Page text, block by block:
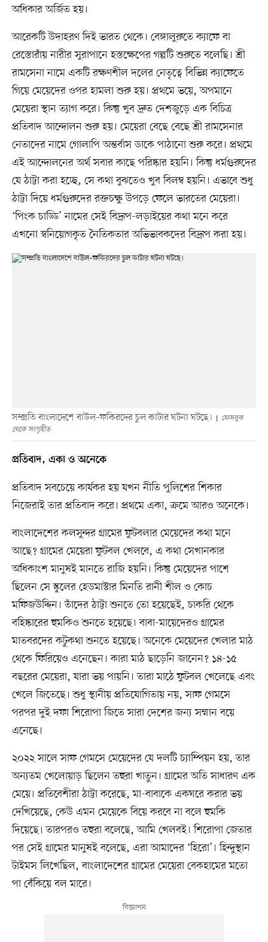
অধিকার অর্জিত হয়।
আরেকটি উদাহরণ দিই ভারত থেকে। বেঙ্গালুরুতে ক্যাফে বা
রেস্তোরাঁয় নারীর সুরাপানে হস্তক্ষেপের গল্পটি শুরুতে বলেছি। শ্রী
রামসেনা নামে একটি রক্ষণশীল দলের নেতৃত্বে বিভিন্ন ক্যাফেতে
গিয়ে মেয়েদের ওপর হামলা শুরু হয়। প্রথমে ভয়ে, অপমানে
মেয়েরা স্থান ত্যাগ করে। কিন্তু খুব দ্রুত দেশজুড়ে এক বিচিত্র
প্রতিবাদ আন্দোলন শুরু হয়। মেয়েরা বেছে বেছে শ্রী রামসেনার
নেতাদের নামে গোলাপি অন্তর্বাস ডাকে পাঠানো শুরু করে। প্রথমে
এই আন্দোলনের অর্থ সবার কাছে পরিষ্কার হয়নি। কিন্তু ধর্মগুরুদের
যে ঠাট্টা করা হচ্ছে, সে কথা বুঝতেও খুব বিলম্ব হয়নি। এভাবে শুধু
ঠাট্টা দিয়ে ধর্মগুরুদের রক্তচক্ষু উপড়ে ফেলে ভারতের মেয়েরা।
‘পিংক চাড্ডি’ নামের সেই বিদ্রূপ-লড়াইয়ের কথা মনে করে
এখনো স্বনিয়োগকৃত নৈতিকতার অভিভাবকদের বিদ্রূপ করা হয়।
সম্প্রতি বাংলাদেশে বাউল–ফকিরদের চুল কাটার ঘটনা ঘটছে।
ফেসবুক
থেকে সংগৃহীত
প্রতিবাদ, একা ও অনেকে
প্রতিবাদ সবচেয়ে কার্যকর হয় যখন নীতি পুলিশের শিকার
নিজেরাই তার প্রতিবাদ করে। প্রথমে একা, ক্রমে আরও অনেকে।
বাংলাদেশের কলসুন্দর গ্রামের ফুটবলার মেয়েদের কথা মনে
আছে? গ্রামের মেয়েরা ফুটবল খেলবে, এ কথা সেখানকার
অধিকাংশ মানুষই মানতে রাজি হয়নি। কিন্তু মেয়েদের পাশে
ছিলেন সে স্কুলের হেডমাস্টার মিনতি রানী শীল ও কোচ
মফিজউদ্দিন। তাঁদের ঠাট্টা শুনতে তো হয়েছেই, চাকরি থেকে
বহিষ্কারের হুমকিও শুনতে হয়েছে। বাবা-মায়েদেরও গ্রামের
মাতবরদের কটুকথা শুনতে হয়েছে। অনেকে মেয়েদের খেলার মাঠ
থেকে ফিরিয়েও এনেছেন। কারা মাঠ ছাড়েনি জানেন? ১৪-১৫
বছরের মেয়েরা, যারা ভয় পায়নি। তারা মাঠে ফুটবল খেলেছে এবং
খেলে জিতেছে। শুধু স্থানীয় প্রতিযোগিতায় নয়, সাফ গেমসে
পরপর দুই দফা শিরোপা জিতে সারা দেশের জন্য সম্মান বয়ে
এনেছে।
২০২২ সালে সাফ গেমসে মেয়েদের যে দলটি চ্যাম্পিয়ন হয়, তার
অন্যতম খেলোয়াড় ছিলেন তহুরা খাতুন। গ্রামের অতি সাধারণ এক
মেয়ে। প্রতিবেশীরা ঠাট্টা করেছে, মা-বাবাকে একঘরে করার ভয়
দেখিয়েছে, কেউ এমন মেয়েকে বিয়ে করবে না বলে হুমকি
দিয়েছে। তারপরও তহুরা বলেছে, আমি খেলবই। শিরোপা জেতার
পর সেই গ্রামের মানুষই বলেছে, এরা আমাদের ‘হিরো’। হিন্দুস্থান
টাইমস লিখেছিল, বাংলাদেশের গ্রামের মেয়েরা বেকহামের মতো
পা বেঁকিয়ে বল মারে।